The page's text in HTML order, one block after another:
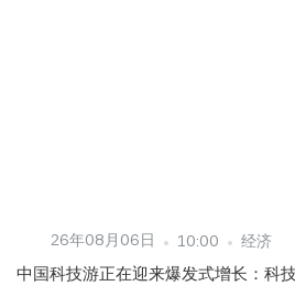
26年08月06日 10:00 经济
中国科技游正在迎来爆发式增长：科